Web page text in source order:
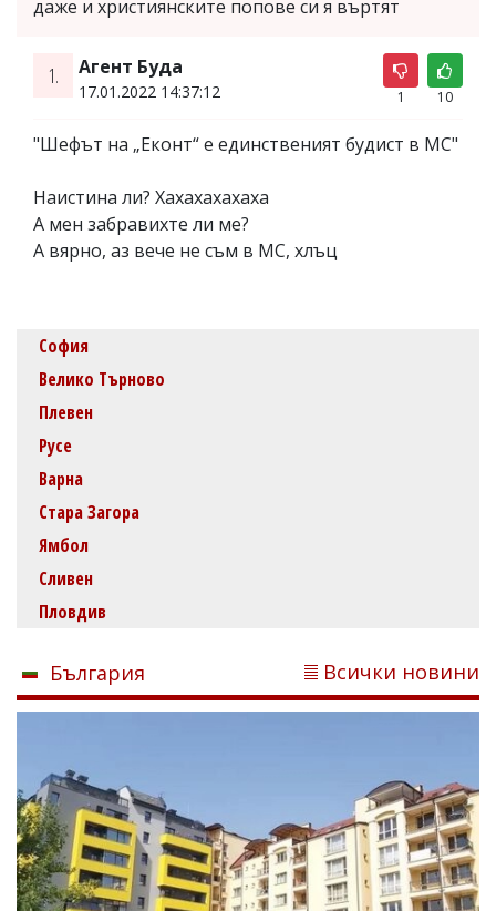
даже и християнските попове си я въртят
1. Агент Буда
17.01.2022 14:37:12 1 10
"Шефът на „Еконт“ е единственият будист в МС"
Наистина ли? Хахахахахаха
А мен забравихте ли ме?
А вярно, аз вече не съм в МС, хлъц
София
Велико Търново
Плевен
Русе
Варна
Стара Загора
Ямбол
Сливен
Пловдив
България Всички новини